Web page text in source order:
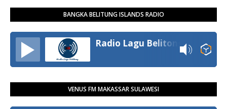
BANGKA BELITUNG ISLANDS RADIO
Radio Lagu Belitong
VENUS FM MAKASSAR SULAWESI